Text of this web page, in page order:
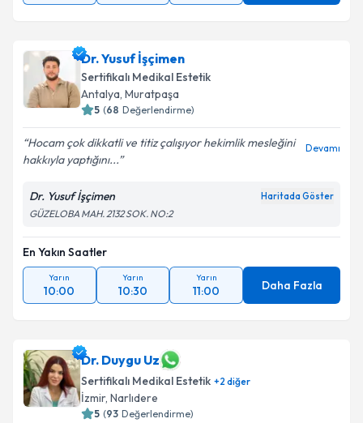
Dr. Yusuf İşçimen
Sertifikalı Medikal Estetik
Antalya, Muratpaşa
5 (68 Değerlendirme)
Hocam çok dikkatli ve titiz çalışıyor hekimlik mesleğini
hakkıyla yaptığını...
Devamı
Dr. Yusuf İşçimen Haritada Göster
GÜZELOBA MAH. 2132 SOK. NO:2
En Yakın Saatler
Yarın
10:00
Yarın
10:30
Yarın
11:00 Daha Fazla
Dr. Duygu Uz
Sertifikalı Medikal Estetik +2 diğer
İzmir, Narlıdere
5 (93 Değerlendirme)